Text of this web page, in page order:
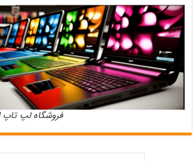
فروشگاه لپ